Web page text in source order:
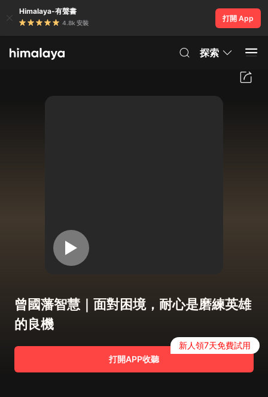
Himalaya-有聲書
4.8k 安裝
打開 App
探索
曾國藩智慧｜面對困境，耐心是磨練英雄
的良機
打開APP收聽
新人領7天免費試用